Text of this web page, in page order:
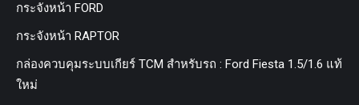
กระจังหน้า FORD
กระจังหน้า RAPTOR
กล่องควบคุมระบบเกียร์ TCM สำหรับรถ : Ford Fiesta 1.5/1.6 แท้
ใหม่